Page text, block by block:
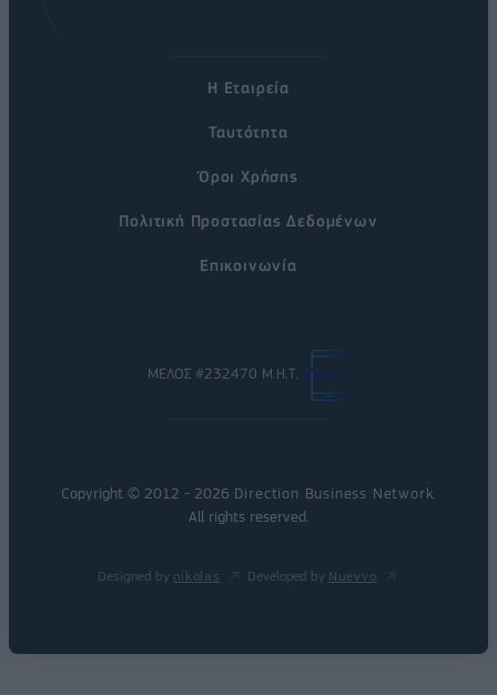
Η Εταιρεία
Ταυτότητα
Όροι Χρήσης
Πολιτική Προστασίας Δεδομένων
Επικοινωνία
ΜΕΛΟΣ #232470 Μ.Η.Τ.
Copyright © 2012 - 2026 Direction Business Network
All rights reserved.
Designed by nikolas Developed by Nuevvo